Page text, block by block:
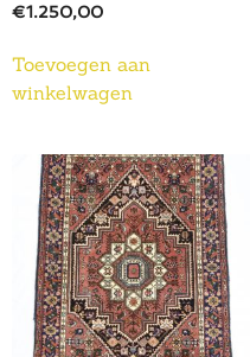
€1.250,00
Toevoegen aan
winkelwagen